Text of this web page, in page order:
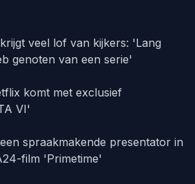
veel lof van kijkers: 'Lang
genoten van een serie'
komt met exclusief
VI'
spraakmakende presentator in
film 'Primetime'